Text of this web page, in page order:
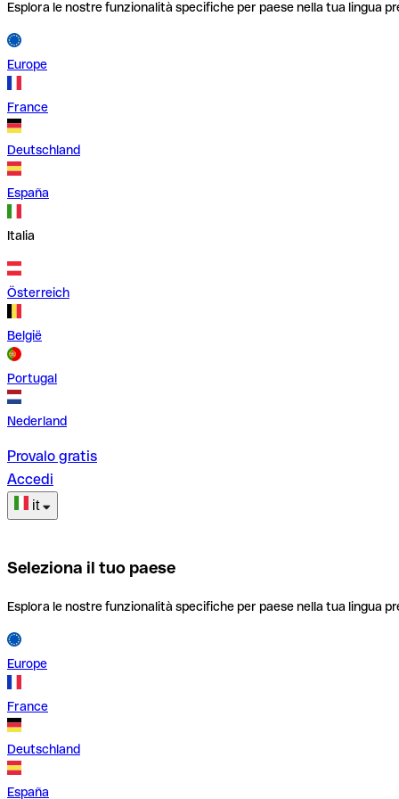
Esplora le nostre funzionalità specifiche per paese nella tua lingua
Europe
France
Deutschland
España
Italia
Österreich
België
Portugal
Nederland
Provalo gratis
Accedi
it
Seleziona il tuo paese
Esplora le nostre funzionalità specifiche per paese nella tua lingua
Europe
France
Deutschland
España